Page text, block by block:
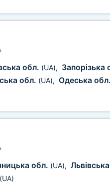
обл. (UA), Запорізька
обл. (UA), Одеська обл.
обл. (UA),
(UA)